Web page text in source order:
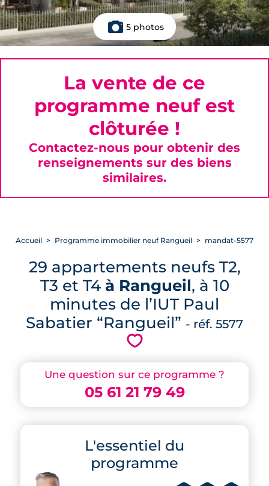
5 photos
Une question sur ce programme ?
05 61 21 79 49
L'essentiel du
programme
Accueil Programme immobilier neuf Rangueil mandat-5577
29 appartements neufs T2,
T3 et T4 à Rangueil, à 10
minutes de l’IUT Paul
Sabatier “Rangueil” - réf. 5577
💗
La vente de ce
programme neuf est
clôturée !
Contactez-nous pour obtenir des
renseignements sur des biens
similaires.